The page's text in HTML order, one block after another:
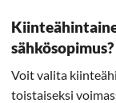
sähkösopimus?
Voit valita
toistaiseksi